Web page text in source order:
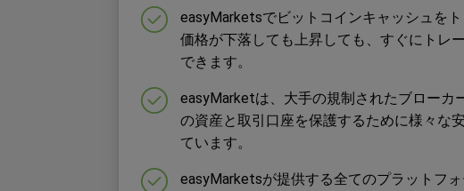
easyMarketsでビットコインキャッシュをト
価格が下落しても上昇しても、すぐにトレ
できます。
easyMarketは、大手の規制されたブローカ
の資産と取引口座を保護するために様々な
ています。
easyMarketsが提供する全てのプラットフォ